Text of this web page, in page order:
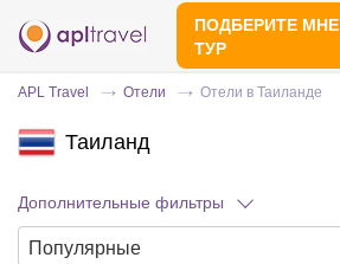
ПОДБЕРИТЕ МНЕ
ТУР
APL Travel Отели Отели в Таиланде
Таиланд
Дополнительные фильтры